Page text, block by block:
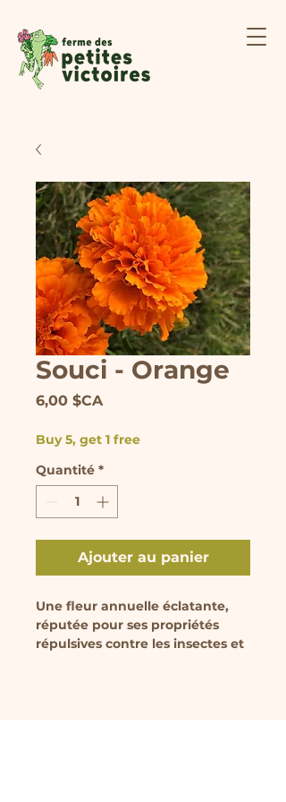
Souci - Orange
6,00 $CAPrix
Buy 5, get 1 free
Quantité *
Ajouter au panier
Une fleur annuelle éclatante,
réputée pour ses propriétés
répulsives contre les insectes et